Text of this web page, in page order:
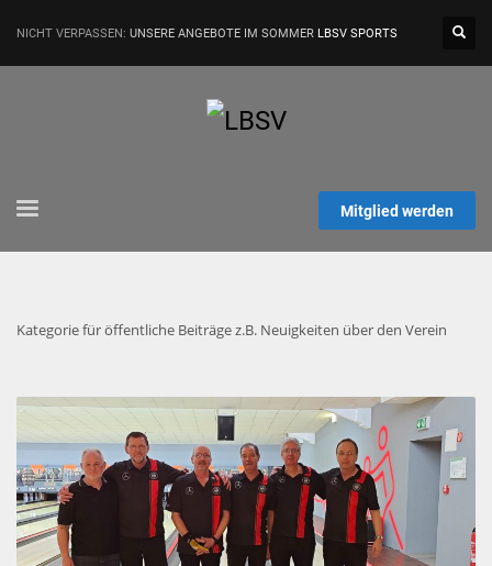
NICHT VERPASSEN: UNSERE ANGEBOTE IM SOMMER LBSV SPORTS
Mitglied werden
Kategorie für öffentliche Beiträge z.B. Neuigkeiten über den Verein